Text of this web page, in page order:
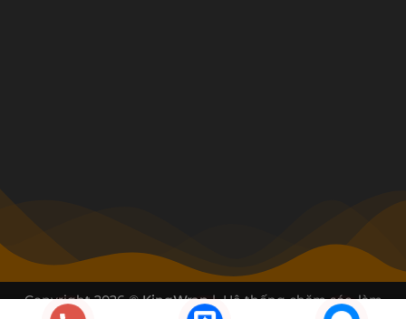
Copyright 2026 ©KingWrap| Hệ thống chăm sóc, làm